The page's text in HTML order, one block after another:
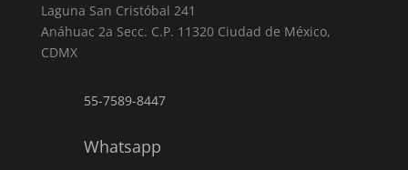
Laguna San Cristóbal 241
Anáhuac 2a Secc. C.P. 11320 Ciudad de México,
CDMX
55-7589-8447
Whatsapp